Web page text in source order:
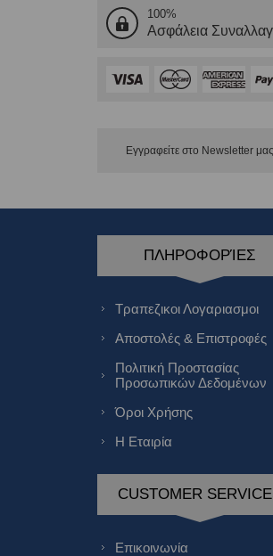
100%
Ασφάλεια
Εγγραφείτε στο Νewsletter μας
ΠΛΗΡΟΦΟΡΊΕΣ
Τραπεζικοι Λογαριασμοι
Αποστολές & Επιστροφές
Πολιτική Προστασίας
Προσωπικών Δεδομένων
Όροι Χρήσης
Η Εταιρία
CUSTOMER
Επικοινωνία